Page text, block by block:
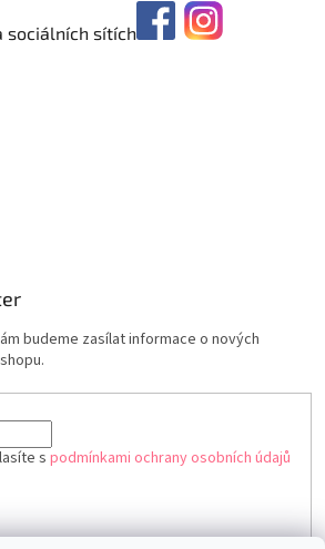
sociálních sítích
budeme zasílat informace o nových
s podmínkami ochrany osobních údajů